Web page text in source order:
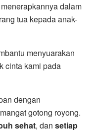
dalam
tua kepada anak-
menyuarakan
cinta kami pada
dengan
gotong royong.
sehat, dan setiap